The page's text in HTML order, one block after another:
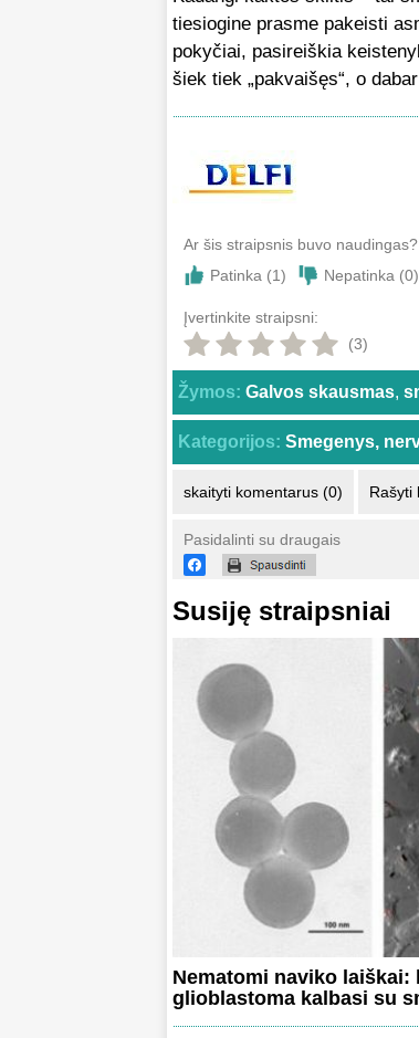
tiesiogine prasme pakeisti
pokyčiai, pasireiškia
šiek tiek „pakvaišęs“, o
Ar šis straipsnis buvo naudingas?
Patinka (1) Nepatinka (0)
Įvertinkite straipsni:
(3)
Žymos: Galvos skausmas,
Kategorijos: Smegenys,
skaityti komentarus (0) Rašyti
Pasidalinti su draugais
Susiję straipsniai
Nematomi naviko laiškai:
glioblastoma kalbasi su